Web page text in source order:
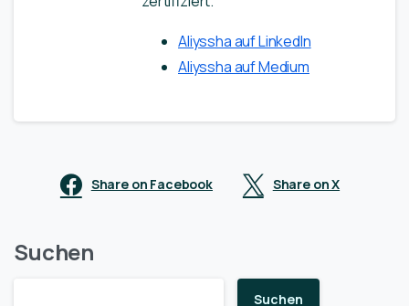
Aliyssha auf LinkedIn
Aliyssha auf Medium
Share on Facebook Share on X
Suchen
Suchen